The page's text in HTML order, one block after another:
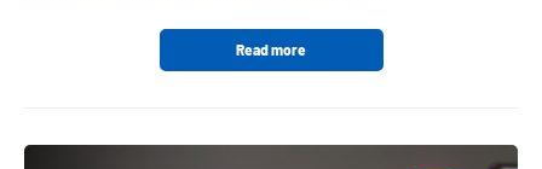
Read more